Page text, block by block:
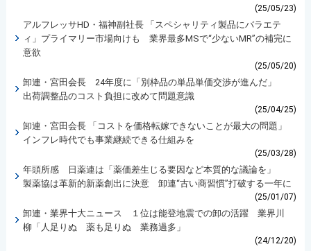
(25/05/23)
アルフレッサHD・福神副社長 「スペシャリティ製品にバラエテ
ィ」プライマリー市場向けも 業界最多MSで“少ないMR”の補完に
意欲
(25/05/20)
卸連・宮田会長 24年度に「別枠品の単品単価交渉が進んだ」
出荷調整品のコスト負担に改めて問題意識
(25/04/25)
卸連・宮田会長 「コストを価格転嫁できないことが最大の問題」
インフレ時代でも事業継続できる仕組みを
(25/03/28)
年頭所感 日薬連は「薬価差生じる要因など本質的な議論を」
製薬協は革新的新薬創出に決意 卸連“古い商習慣”打破する一年に
(25/01/07)
卸連・業界十大ニュース １位は能登地震での卸の活躍 業界川
柳「人足りぬ 薬も足りぬ 業務過多」
(24/12/20)